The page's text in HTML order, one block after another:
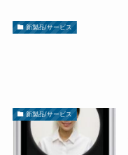
新製品/サービス
新製品/サービス